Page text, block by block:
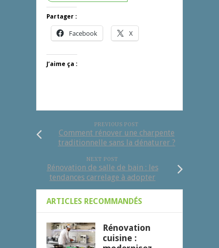
Partager :
Facebook X
J’aime ça :
PREVIOUS POST
Comment rénover une charpente
traditionnelle sans la dénaturer ?
NEXT POST
Rénovation de salle de bain : les
tendances carrelage à adopter
ARTICLES RECOMMANDÉS
Rénovation
cuisine :